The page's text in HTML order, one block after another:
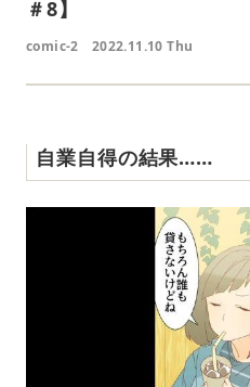
＃8】
comic-2 2022.11.10 Thu
自業自得の結果……